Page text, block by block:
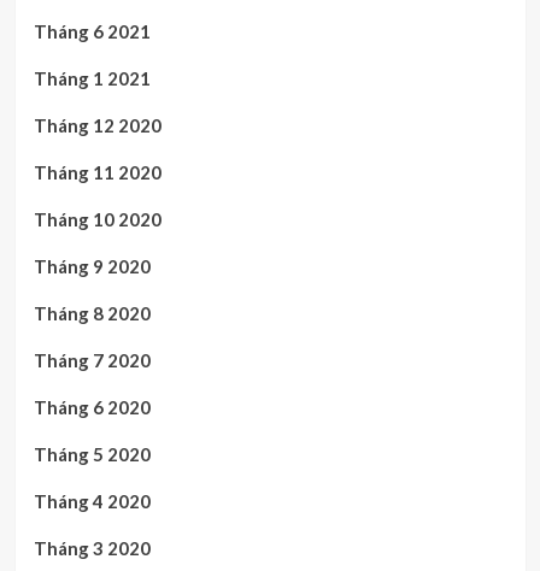
Tháng 6 2021
Tháng 1 2021
Tháng 12 2020
Tháng 11 2020
Tháng 10 2020
Tháng 9 2020
Tháng 8 2020
Tháng 7 2020
Tháng 6 2020
Tháng 5 2020
Tháng 4 2020
Tháng 3 2020